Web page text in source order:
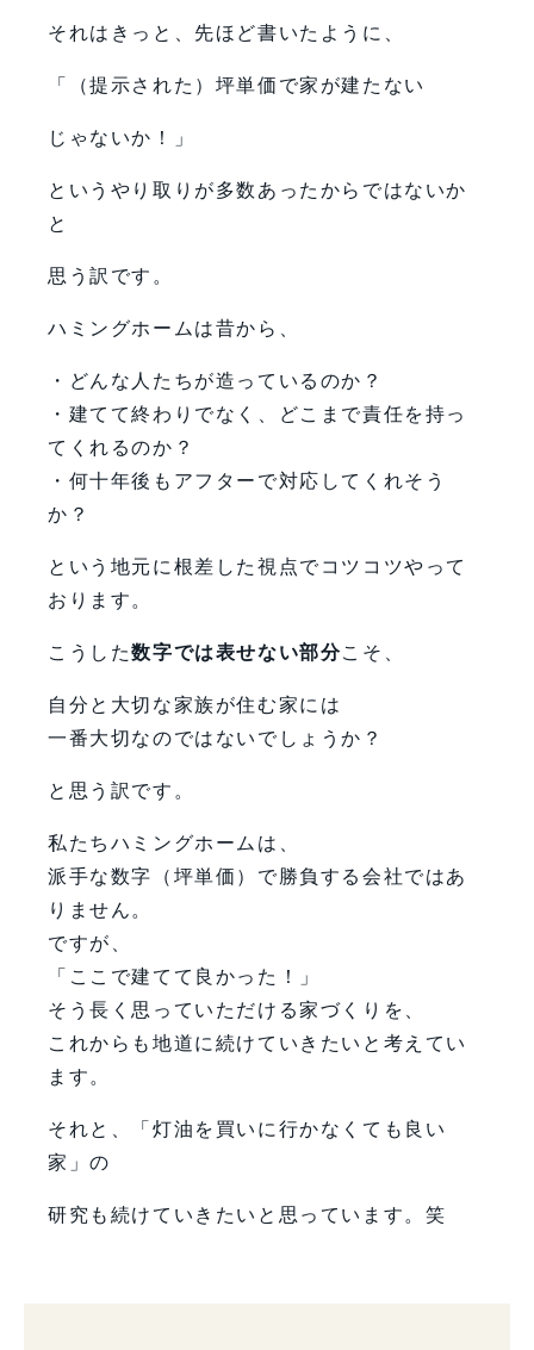
それはきっと、先ほど書いたように、
「（提示された）坪単価で家が建たない
じゃないか！」
というやり取りが多数あったからではないか
と
思う訳です。
ハミングホームは昔から、
・どんな人たちが造っているのか？
・建てて終わりでなく、どこまで責任を持っ
てくれるのか？
・何十年後もアフターで対応してくれそう
か？
という地元に根差した視点でコツコツやって
おります。
こうした数字では表せない部分こそ、
自分と大切な家族が住む家には
一番大切なのではないでしょうか？
と思う訳です。
私たちハミングホームは、
派手な数字（坪単価）で勝負する会社ではあ
りません。
ですが、
「ここで建てて良かった！」
そう長く思っていただける家づくりを、
これからも地道に続けていきたいと考えてい
ます。
それと、「灯油を買いに行かなくても良い
家」の
研究も続けていきたいと思っています。笑